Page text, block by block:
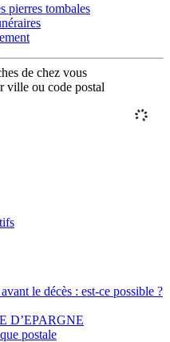
pierres tombales
de chez vous
ville ou code postal
le décès : est-ce possible ?
D’EPARGNE
postale